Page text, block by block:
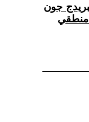
جون
منطقي